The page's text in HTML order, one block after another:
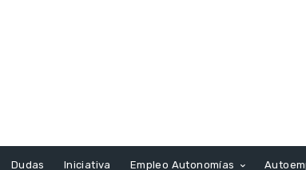
Dudas Iniciativa Empleo Autonomías